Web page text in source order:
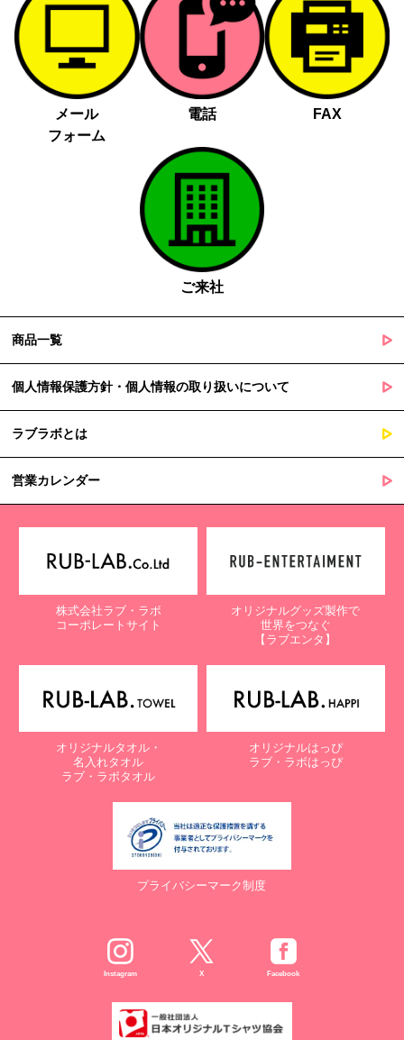
お客様の個人情報は、以下掲げる場合以外に、事前にご本人の同意
無く第三者に提供することはありません。
法令に基づく場合
人の生命、身体又は財産の保護にために必要がある場合であっ
て、本人の同意を得る事が困難であるとき
公衆衛生の向上又は児童の健全な育成の推進のために特に必要
がある場合であって、本人の同意を得る事が困難であるとき
国の機関若しくは地方公共団体又はその委託を受けた者が法令
の定める事務を遂行することに対して協力する必要がある場合
であって、本人の同意を得ることによって当該事務の遂行に支
障を及ぼすおそれがあるとき
当社は個人情報の取扱業務の全部または一部を外部に業務委託する
その際、弊社は、個人情報を適切に保護できる管理体制を敷き実行
していることを条件として委託先を厳選したうえで、機密保持契約
を委託先と締結し、お客様の個人情報を厳密に管理させます。
６. 個人情報（保有個人データを含む）の利用目的通知、開示・訂
正等、利用停止等の請求
情報の利用目的の通知、開示、訂正・追加・削除、利用停止・消去
たします。これらの請求は、次の窓口にて受け付けております。
〒761-0323 香川県高松市亀田町90-1
株式会社ラブ・ラボ
電子メール：info@rub-lab.com
【認定個人情報保護団体の名称及び、苦情の解決の申出先】
一般財団法人日本情報経済社会推進協会
認定個人情報保護団体事務局
〒106-0032 東京都港区六本木一丁目9番9号 六本木ファースト
７. 個人情報の提供の任意性と提供されない場合に起こりうる影響
８. Cookie（クッキー）等の利用について
当社のウェブサイトでは、お客様に適したサービスや情報、広告等
を提供する目的のため、Cookie（クッキー）及びそれに類する技
メール
フォーム
電話 FAX
ご来社
商品一覧
個人情報保護方針・個人情報の取り扱いについて
ラブラボとは
営業カレンダー
株式会社ラブ・ラボ
コーポレートサイト
オリジナルグッズ製作で
世界をつなぐ
【ラブエンタ】
オリジナルタオル・
名入れタオル
ラブ・ラボタオル
オリジナルはっぴ
ラブ・ラボはっぴ
プライバシーマーク制度
Instagram X Facebook